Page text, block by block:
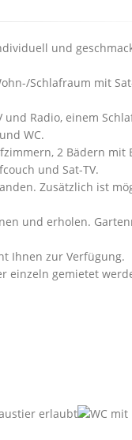
und
Schlafraum mit
Radio, einem
WC.
2 Bädern mit
und Sat-TV.
Zusätzlich ist
und erholen.
Ihnen zur Verfügung.
einzeln gemietet